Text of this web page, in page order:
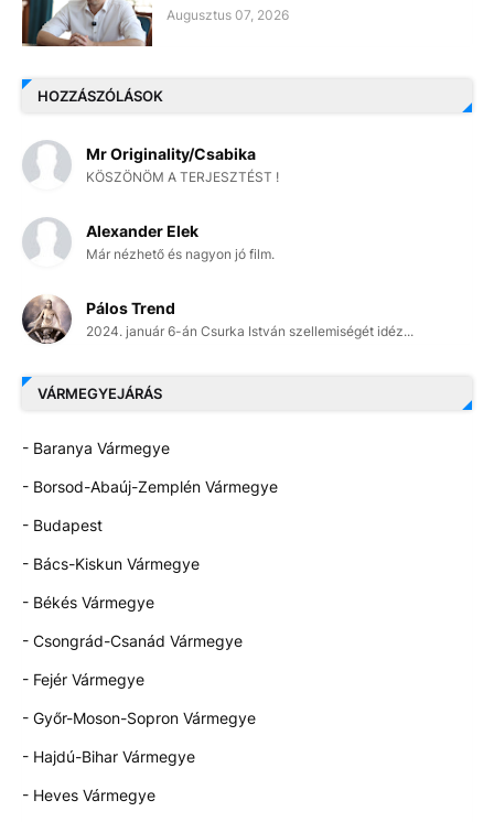
Augusztus 07, 2026
HOZZÁSZÓLÁSOK
Mr Originality/Csabika
KÖSZÖNÖM A TERJESZTÉST !
Alexander Elek
Már nézhető és nagyon jó film.
Pálos Trend
2024. január 6-án Csurka István szellemiségét idéz...
VÁRMEGYEJÁRÁS
- Baranya Vármegye
- Borsod-Abaúj-Zemplén Vármegye
- Budapest
- Bács-Kiskun Vármegye
- Békés Vármegye
- Csongrád-Csanád Vármegye
- Fejér Vármegye
- Győr-Moson-Sopron Vármegye
- Hajdú-Bihar Vármegye
- Heves Vármegye